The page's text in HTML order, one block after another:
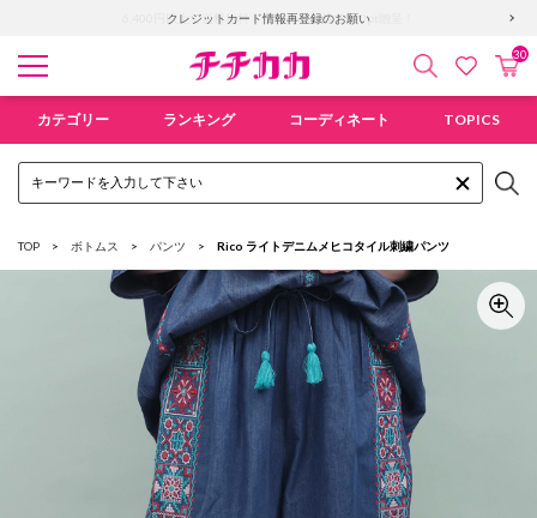
6,400円以上で送料無料！新規会員登録で300pt贈呈！
検索 お気にカ
30
カテゴリー ランキング コーディネート TOPICS
TOP ボトムス パンツ Rico ライトデニムメヒコタイル刺繍パンツ